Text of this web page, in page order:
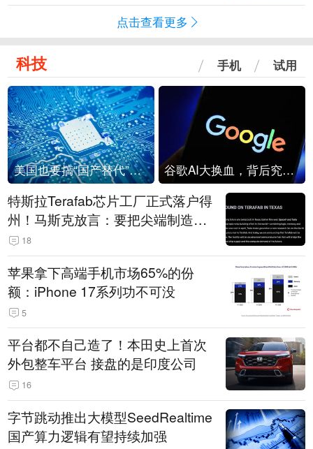
点击查看更多
科技 手机 试用
美国也要搞“国产替代”？先算清三笔账 谷歌AI大换血，背后究竟发生了什么？
特斯拉Terafab芯片工厂正式落户得
州！马斯克放言：要把尖端制造带
回美国
18
苹果拿下高端手机市场65%的份
额：iPhone 17系列功不可没
5
平台都不自己造了！本田史上首次
外包整车平台 接盘的是印度公司
16
字节跳动推出大模型SeedRealtime
国产算力逻辑有望持续加强